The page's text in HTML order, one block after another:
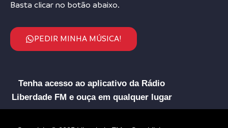
Basta clicar no botão abaixo.
PEDIR MINHA MÚSICA!
Tenha acesso ao aplicativo da Rádio
Liberdade FM e ouça em qualquer lugar